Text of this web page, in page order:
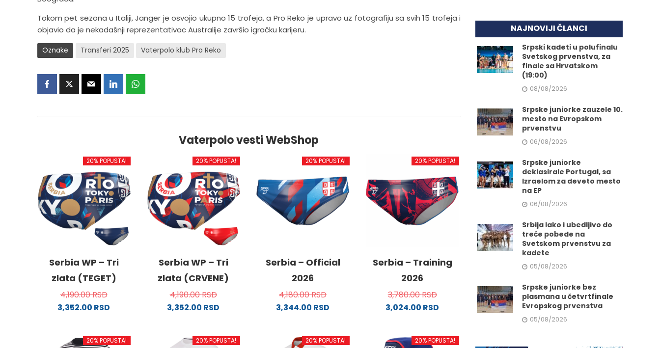
Tokom pet sezona u Italiji, Janger je osvojio ukupno 15 trofeja, a Pro Reko je upravo uz fotografiju sa svih 15 trofeja i
objavio da je nekadašnji reprezentativac Australije završio igračku karijeru.
Oznake Transferi 2025 Vaterpolo klub Pro Reko
Vaterpolo vesti WebShop
20% POPUSTA!
Serbia WP – Tri
zlata (TEGET)
4,190.00RSD
3,352.00 RSD
ima
20% POPUSTA!
Serbia WP – Tri
zlata (CRVENE)
4,190.00RSD
3,352.00 RSD
ima
20% POPUSTA!
Serbia – Official
2026
4,180.00RSD
3,344.00 RSD
ima
20% POPUSTA!
Serbia – Training
2026
3,780.00RSD
3,024.00 RSD
ima
20% POPUSTA! 20% POPUSTA! 20% POPUSTA! 20% POPUSTA!
NAJNOVIJI ČLANCI
Srpski kadeti u polufinalu
Svetskog prvenstva, za
finale sa Hrvatskom
(19:00)
08/08/2026
Srpske juniorke zauzele 10.
mesto na Evropskom
prvenstvu
06/08/2026
Srpske juniorke
deklasirale Portugal, sa
Izraelom za deveto mesto
na EP
06/08/2026
Srbija lako i ubedljivo do
treće pobede na
Svetskom prvenstvu za
kadete
05/08/2026
Srpske juniorke bez
plasmana u četvrtfinale
Evropskog prvenstva
05/08/2026